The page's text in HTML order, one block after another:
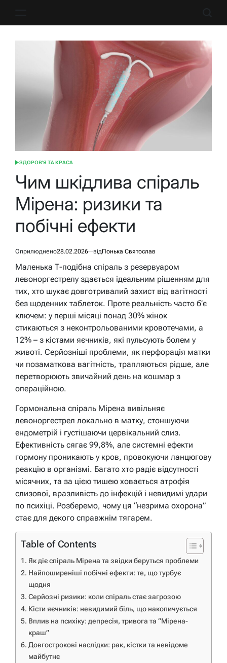
ОПУБЛІКУВАТИ
ЗДОРОВ'Я ТА КРАСА
Чим шкідлива спіраль
Мірена: ризики та
побічні ефекти
Оприлюднено28.02.2026 відПонька Святослав
Маленька Т-подібна спіраль з резервуаром
левоноргестрелу здається ідеальним рішенням для
тих, хто шукає довготривалий захист від вагітності
без щоденних таблеток. Проте реальність часто б’є
ключем: у перші місяці понад 30% жінок
стикаються з неконтрольованими кровотечами, а
12% – з кістами яєчників, які пульсують болем у
животі. Серйозніші проблеми, як перфорація матки
чи позаматкова вагітність, трапляються рідше, але
перетворюють звичайний день на кошмар з
операційною.
Гормональна спіраль Мірена вивільняє
левоноргестрел локально в матку, стоншуючи
ендометрій і густішаючи цервікальний слиз.
Ефективність сягає 99,8%, але системні ефекти
гормону проникають у кров, провокуючи ланцюгову
реакцію в організмі. Багато хто радіє відсутності
місячних, та за цією тишею ховається атрофія
слизової, вразливість до інфекцій і невидимі удари
по психіці. Розберемо, чому ця “незрима охорона”
стає для декого справжнім тягарем.
Table of Contents
Як діє спіраль Мірена та звідки беруться проблеми
Найпоширеніші побічні ефекти: те, що турбує
щодня
Серйозні ризики: коли спіраль стає загрозою
Кісти яєчників: невидимий біль, що накопичується
Вплив на психіку: депресія, тривога та “Мірена-
краш”
Довгострокові наслідки: рак, кістки та невідоме
майбутнє